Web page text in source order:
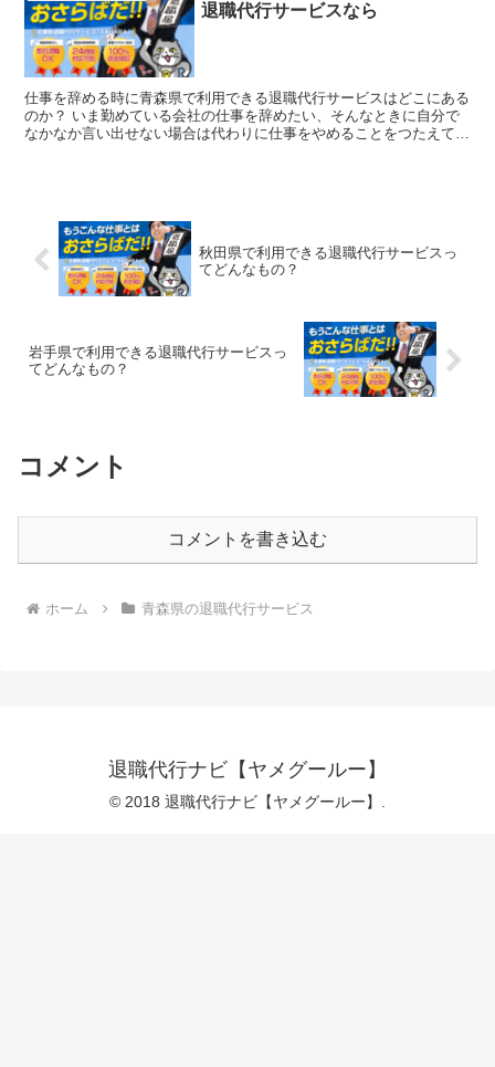
退職代行サービスなら
仕事を辞める時に青森県で利用できる退職代行サービスはどこにある
のか？ いま勤めている会社の仕事を辞めたい、そんなときに自分で
なかなか言い出せない場合は代わりに仕事をやめることをつたえてく
秋田県で利用できる退職代行サービスっ
てどんなもの？
岩手県で利用できる退職代行サービスっ
てどんなもの？
コメント
コメントを書き込む
ホーム 青森県の退職代行サービス
退職代行ナビ【ヤメグールー】
© 2018 退職代行ナビ【ヤメグールー】.